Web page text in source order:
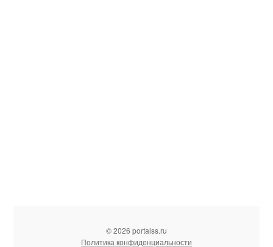
© 2026 portalss.ru
Политика конфиденциальности